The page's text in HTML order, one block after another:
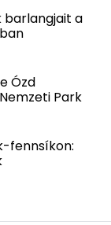
barlangjait a
Ózd
Park
fennsíkon: